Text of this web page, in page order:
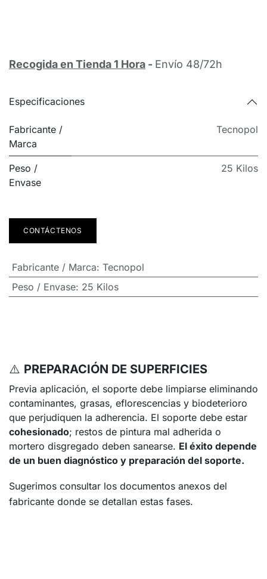
Recogida en Tienda 1 Hora - Envío 48/72h
Especificaciones
Fabricante /
Marca
Tecnopol
Peso /
Envase
25 Kilos
CONTÁCTENOS
Fabricante / Marca: Tecnopol
Peso / Envase: 25 Kilos
⚠️ PREPARACIÓN DE SUPERFICIES
Previa aplicación, el soporte debe limpiarse eliminando
contaminantes, grasas, eflorescencias y biodeterioro
que perjudiquen la adherencia. El soporte debe estar
cohesionado; restos de pintura mal adherida o
mortero disgregado deben sanearse. El éxito depende
de un buen diagnóstico y preparación del soporte.
Sugerimos consultar los documentos anexos del
fabricante donde se detallan estas fases.